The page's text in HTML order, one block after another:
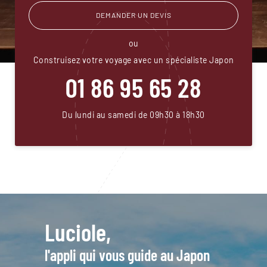
DEMANDER UN DEVIS
ou
Construisez votre voyage avec un spécialiste Japon
01 86 95 65 28
Du lundi au samedi de 09h30 à 18h30
Luciole,
l'appli qui vous guide au Japon